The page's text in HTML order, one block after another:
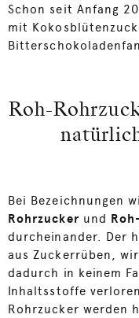
Schon seit Anfang
mit
Roh-
Bei Bezeichnungen
Rohrzuckerund
durcheinander. Der
aus Zuckerrüben,
dadurch in keinem
Inhaltsstoffe
Rohrzucker werden